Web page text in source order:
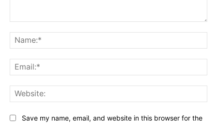
Save my name, email, and website in this browser for the